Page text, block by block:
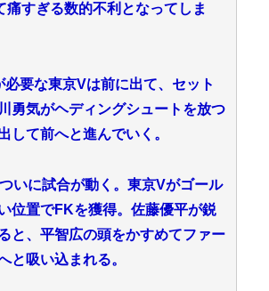
痛すぎる数的不利となってしま
必要な東京Vは前に出て、セット
勇気がヘディングシュートを放つ
して前へと進んでいく。
いに試合が動く。東京Vがゴール
位置でFKを獲得。佐藤優平が鋭
と、平智広の頭をかすめてファー
と吸い込まれる。